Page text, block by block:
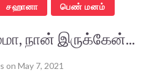
சஹானா பெண் மனம்
நான் இருக்கேன்...
on May 7, 2021